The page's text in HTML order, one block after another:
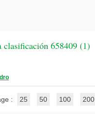
clasificación 658409 (1)
: 25 50 100 200